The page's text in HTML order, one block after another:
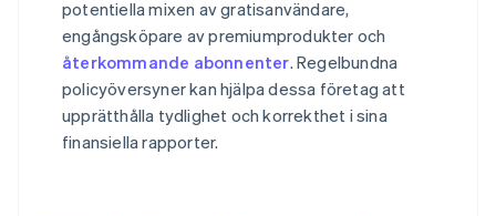
potentiella mixen av gratisanvändare,
engångsköpare av premiumprodukter och
återkommande abonnenter. Regelbundna
policyöversyner kan hjälpa dessa företag att
upprätthålla tydlighet och korrekthet i sina
finansiella rapporter.